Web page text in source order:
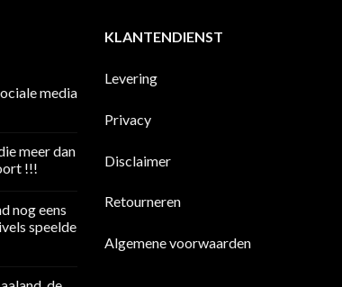
media
meer dan
!!!
nog eens
speelde
KLANTENDIENST
Levering
Privacy
Disclaimer
Retourneren
Algemene voorwaarden